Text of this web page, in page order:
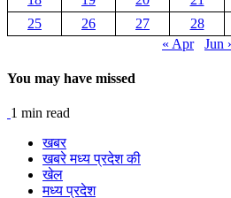
25
26 27 28
« Apr
Jun
You may have missed
1 min read
खबर
खबरे मध्य प्रदेश की
खेल
मध्य प्रदेश